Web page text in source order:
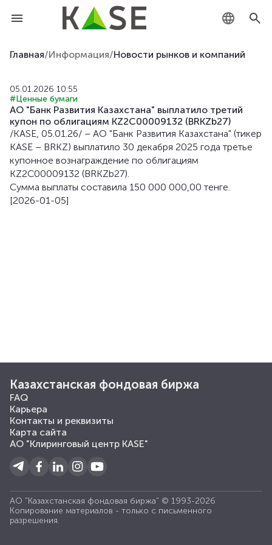
KZ
EN
Главная/Информация/Новости рынков и компаний
05.01.2026 10:55
#Ценные бумаги
АО "Банк Развития Казахстана" выплатило третий
купон по облигациям KZ2C00009132 (BRKZb27)
/KASE, 05.01.26/ – АО "Банк Развития Казахстана" (тикер
KASE – BRKZ) выплатило 30 декабря 2025 года третье
купонное вознаграждение по облигациям
KZ2C00009132 (BRKZb27).
Сумма выплаты составила 150 000 000,00 тенге.
[2026-01-05]
Казахстанская фондовая биржа
FAQ
Карьера
Контакты и реквизиты
Карта сайта
АО "Клиринговый центр KASE"
АО "Казахстанская фондовая биржа" © 1993-2026
Копирование материалов - только с письменного
разрешения.